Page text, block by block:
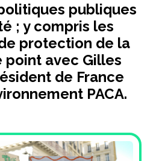
publiques
; y compris les
protection de la
point avec Gilles
de France
PACA.